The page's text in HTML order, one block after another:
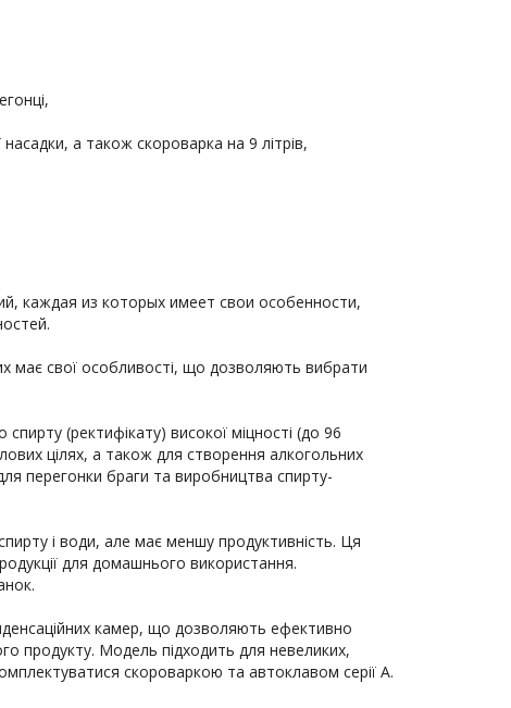
а також скороварка на 9 літрів,
каждая из которых имеет свои особенности,
має свої особливості, що дозволяють вибрати
(ректифікату) високої міцності (до 96
цілях, а також для створення алкогольних
перегонки браги та виробництва спирту-
і води, але має меншу продуктивність. Ця
для домашнього використання.
камер, що дозволяють ефективно
продукту. Модель підходить для невеликих,
скороваркою та автоклавом серії А.